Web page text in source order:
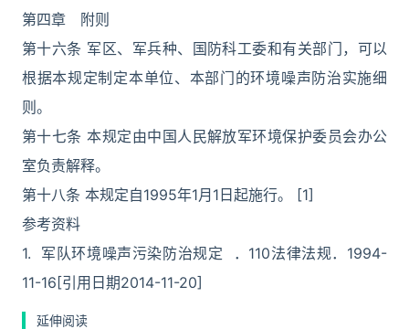
第四章 附则
第十六条 军区、军兵种、国防科工委和有关部门，可以
根据本规定制定本单位、本部门的环境噪声防治实施细
则。
第十七条 本规定由中国人民解放军环境保护委员会办公
室负责解释。
第十八条 本规定自1995年1月1日起施行。 [1]
参考资料
1. 军队环境噪声污染防治规定 ．110法律法规．1994-
11-16[引用日期2014-11-20]
延伸阅读